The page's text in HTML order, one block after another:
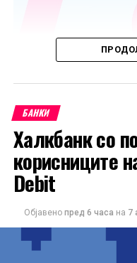
БАНКИ
Халкбанк со
корисниците
Debit
Објавено пред 6 часа на 7